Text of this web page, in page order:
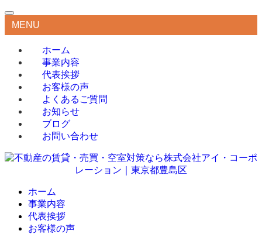
MENU
ホーム
事業内容
代表挨拶
お客様の声
よくあるご質問
お知らせ
ブログ
お問い合わせ
ホーム
事業内容
代表挨拶
お客様の声